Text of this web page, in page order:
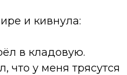
и кивнула:
в кладовую.
что у меня трясутся